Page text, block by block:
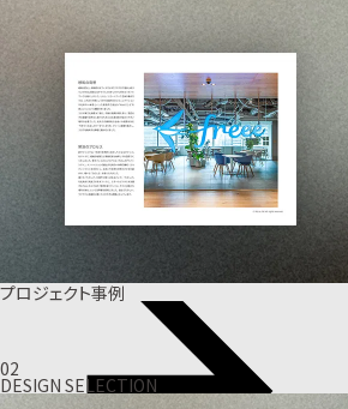
プロジェクト事例
02
DESIGN SELECTION